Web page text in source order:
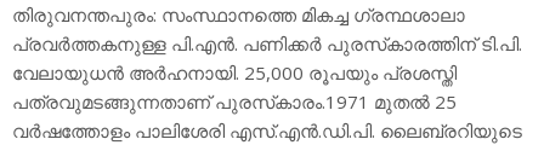
തിരുവനന്തപുരം: സംസ്ഥാനത്തെ മികച്ച ഗ്രന്ഥശാലാ
പ്രവര്‍ത്തകനുള്ള പി.എന്‍. പണിക്കര്‍ പുരസ്‌കാരത്തിന് ടി.പി.
വേലായുധന്‍ അര്‍ഹനായി. 25,000 രൂപയും പ്രശസ്തി
പത്രവുമടങ്ങുന്നതാണ് പുരസ്‌കാരം.1971 മുതല്‍ 25
വര്‍ഷത്തോളം പാലിശേരി എസ്.എന്‍.ഡി.പി. ലൈബ്രറിയുടെ